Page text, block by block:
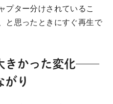
プター分けされているこ
と思ったときにすぐ再生で
きかった変化──
がり